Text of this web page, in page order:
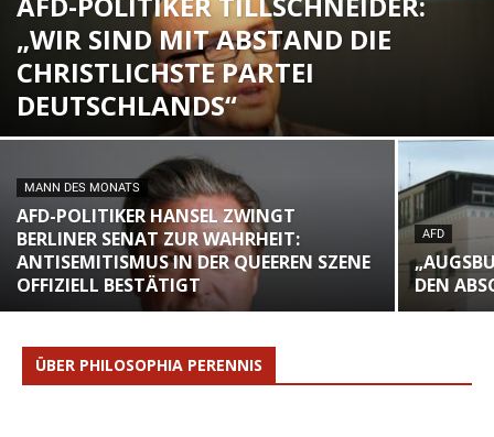
„WIR SIND MIT ABSTAND DIE
CHRISTLICHSTE PARTEI
DEUTSCHLANDS“
MANN DES MONATS
AFD-POLITIKER HANSEL ZWINGT
BERLINER SENAT ZUR WAHRHEIT:
ANTISEMITISMUS IN DER QUEEREN SZENE
OFFIZIELL BESTÄTIGT
AFD
DEN
ÜBER PHILOSOPHIA PERENNIS